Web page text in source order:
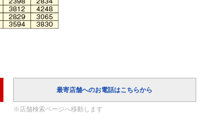
※店舗検索ページへ移動します